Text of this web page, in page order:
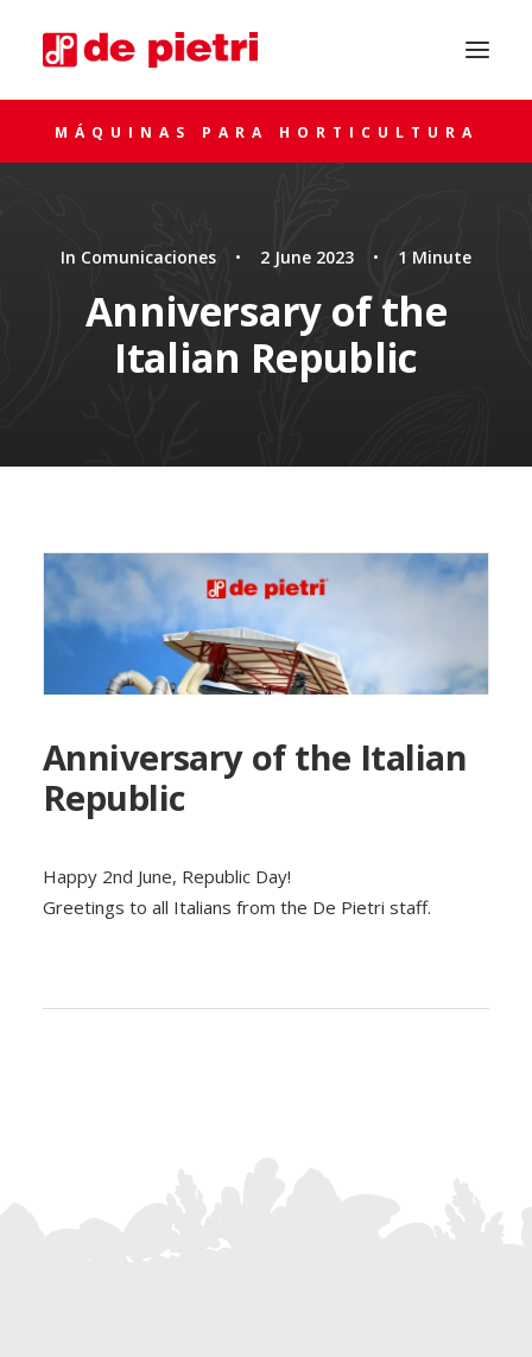
SOLICITA ASESORAMIENTO
MÁQUINAS PARA HORTICULTURA
In Comunicaciones • 2 June 2023 • 1 Minute
Anniversary of the
Italian Republic
Anniversary of the Italian
Republic
Happy 2nd June, Republic Day!
Greetings to all Italians from the De Pietri staff.